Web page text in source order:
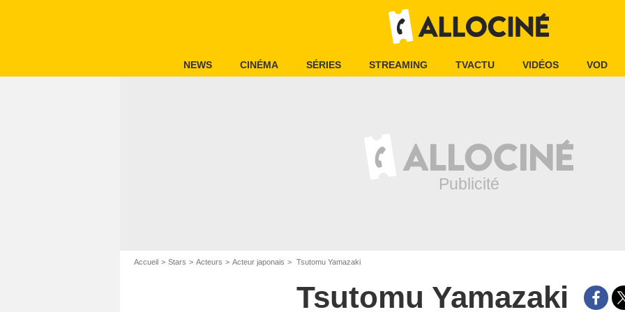
NEWS CINÉMA SÉRIES STREAMING TVACTU VIDÉOS VOD
Accueil Stars Acteurs Acteur japonais Tsutomu Yamazaki
Tsutomu Yamazaki